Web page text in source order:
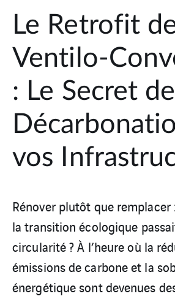
Le Retrofit
Ventilo-
: Le Secret
vos
Rénover plutôt que remplacer
la transition écologique
circularité ? À l’heure où la
émissions de carbone et la
énergétique sont devenues